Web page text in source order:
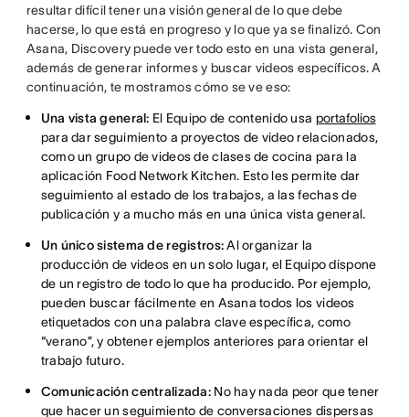
resultar difícil tener una visión general de lo que debe
hacerse, lo que está en progreso y lo que ya se finalizó. Con
Asana, Discovery puede ver todo esto en una vista general,
además de generar informes y buscar videos específicos. A
continuación, te mostramos cómo se ve eso:
Una vista general: El Equipo de contenido usa portafolios
para dar seguimiento a proyectos de video relacionados,
como un grupo de videos de clases de cocina para la
aplicación Food Network Kitchen. Esto les permite dar
seguimiento al estado de los trabajos, a las fechas de
publicación y a mucho más en una única vista general.
Un único sistema de registros:Al organizar la
producción de videos en un solo lugar, el Equipo dispone
de un registro de todo lo que ha producido. Por ejemplo,
pueden buscar fácilmente en Asana todos los videos
etiquetados con una palabra clave específica, como
“verano”, y obtener ejemplos anteriores para orientar el
trabajo futuro.
Comunicación centralizada:No hay nada peor que tener
que hacer un seguimiento de conversaciones dispersas